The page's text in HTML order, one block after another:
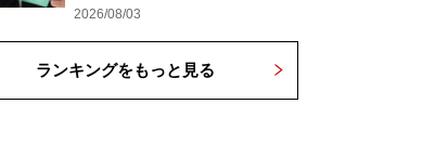
2026/08/03
ランキングをもっと見る